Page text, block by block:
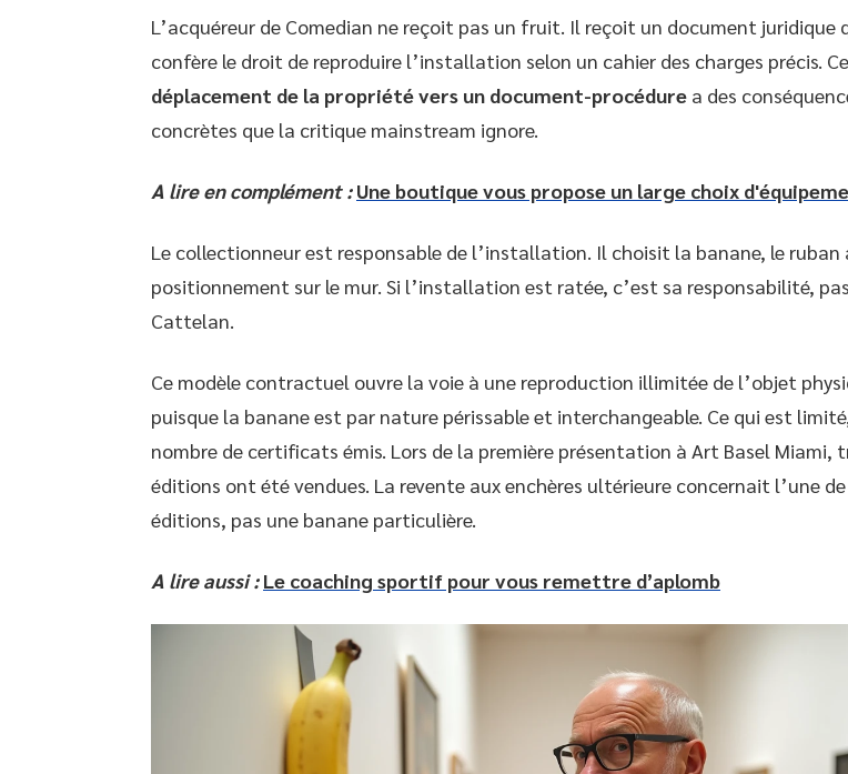
L’acquéreur de Comedian ne reçoit pas un fruit. Il reçoit un document juridique
confère le droit de reproduire l’installation selon un cahier des charges précis. Ce
déplacement de la propriété vers un document-procédure a des
concrètes que la critique mainstream ignore.
A lire en complément : Une boutique vous propose un large choix
Le collectionneur est responsable de l’installation. Il choisit la banane, le ruban
positionnement sur le mur. Si l’installation est ratée, c’est sa responsabilité,
Cattelan.
Ce modèle contractuel ouvre la voie à une reproduction illimitée de l’objet
puisque la banane est par nature périssable et interchangeable. Ce qui est
nombre de certificats émis. Lors de la première présentation à Art Basel Miami,
éditions ont été vendues. La revente aux enchères ultérieure concernait l’une
éditions, pas une banane particulière.
A lire aussi : Le coaching sportif pour vous remettre d’aplomb